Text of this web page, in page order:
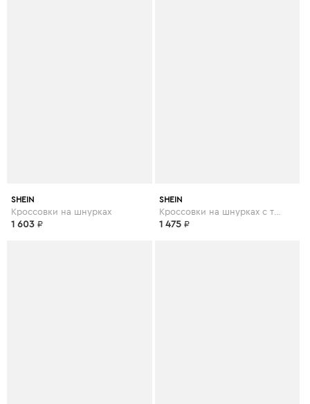
SHEIN
Кроссовки на шнурках
1 603 ₽
SHEIN
Кроссовки на шнурках с текстовой заплатой
1 475 ₽